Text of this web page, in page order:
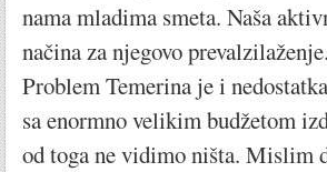
nama mladima smeta. Naša
načina za njegovo prevalzilaženje.
Problem Temerina je i
sa enormno velikim budžetom
od toga ne vidimo ništa. Mislim